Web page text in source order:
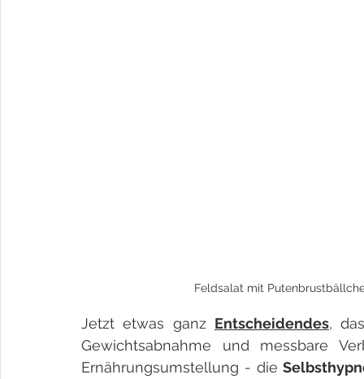
Feldsalat mit
Jetzt etwas ganz Entscheidendes,
Gewichtsabnahme und messbare
Ernährungsumstellung - die